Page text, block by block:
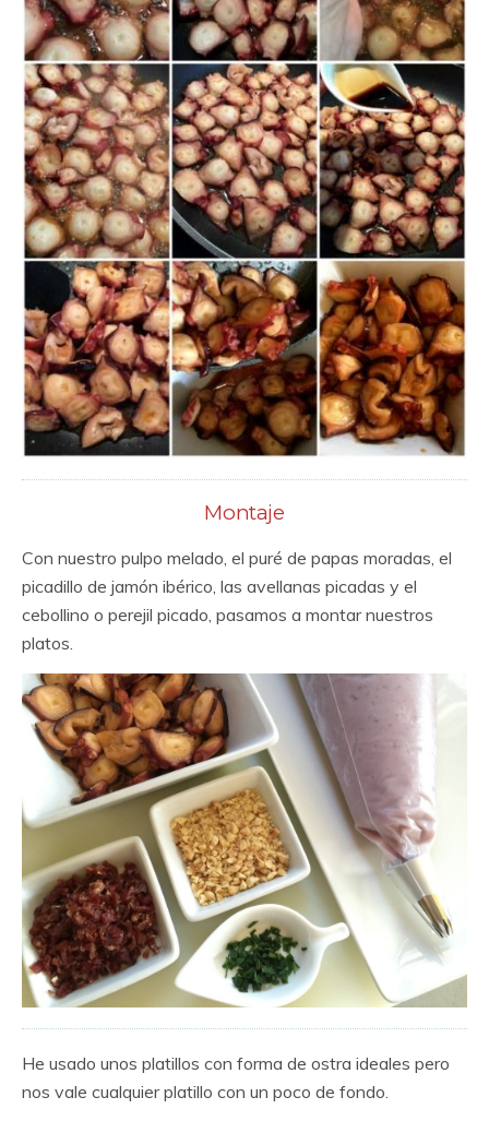
Montaje
Con nuestro pulpo melado, el puré de papas moradas, el
picadillo de jamón ibérico, las avellanas picadas y el
cebollino o perejil picado, pasamos a montar nuestros
platos.
He usado unos platillos con forma de ostra ideales pero
nos vale cualquier platillo con un poco de fondo.